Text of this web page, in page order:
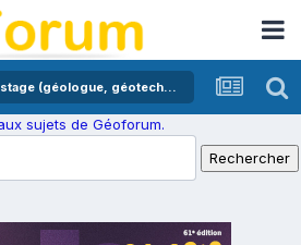
Demandes d' emploi ou de stage (géologue, géotechnicien,...)
sujets de Géoforum.